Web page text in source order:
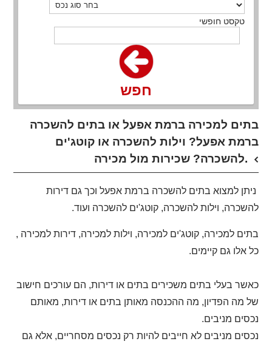
טקסט חופשי
חפש
בתים למכירה ברמת אפעל או בתים להשכרה
ברמת אפעל? וילות להשכרה או קוטג'ים
להשכרה? שכירות מול מכירה.
ניתן למצוא בתים להשכרה ברמת אפעל וכך גם דירות
להשכרה, וילות להשכרה, קוטג'ים להשכרה ועוד.
בתים למכירה, קוטג'ים למכירה, וילות למכירה, דירות למכירה ,
כל אלו גם קיימים.
כאשר בעלי בתים משכירים בתים או דירות, הם עורכים חישוב
של מה הפדיון, מה ההכנסה מאותן בתים או דירות, מאותם
נכסים מניבים.
נכסים מניבים לא חייבים להיות רק נכסים מסחריים, אלא גם